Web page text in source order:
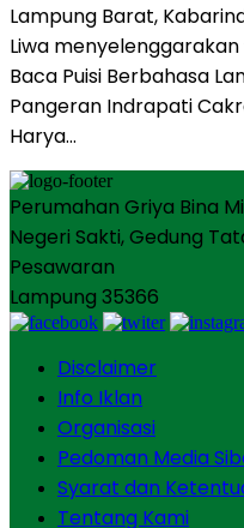
Lampung Barat,
Liwa menyelenggarakan
Baca Puisi Berbahasa
Pangeran Indrapati
Harya…
Perumahan Griya Bina
Negeri Sakti, Gedung
Pesawaran
Lampung 35366
Disclaimer
Info Iklan
Organisasi
Pedoman Media
Syarat dan
Tentang Kami